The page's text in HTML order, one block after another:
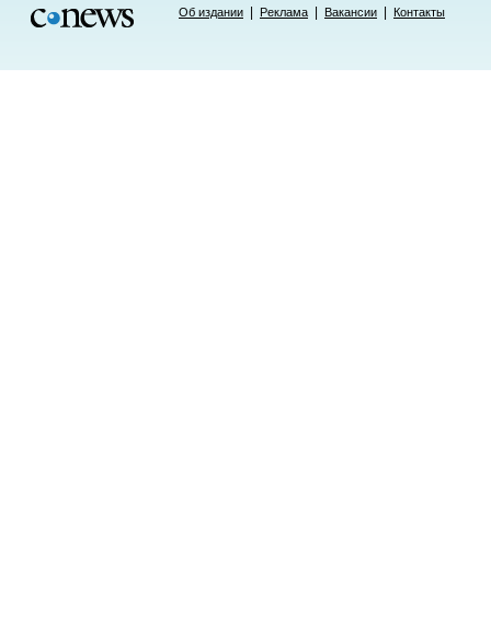
Об издании Реклама Вакансии Контакты